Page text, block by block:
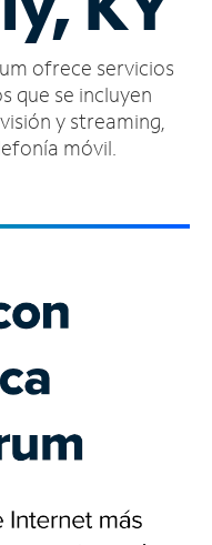
ofrece servicios
que se incluyen
y streaming,
móvil.